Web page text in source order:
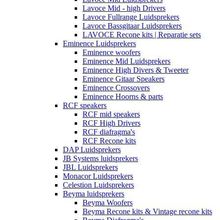
Lavoce Mid - high Drivers
Lavoce Fullrange Luidsprekers
Lavoce Bassgitaar Luidsprekers
LAVOCE Recone kits | Reparatie sets
Eminence Luidsprekers
Eminence woofers
Eminence Mid Luidsprekers
Eminence High Divers & Tweeter
Eminence Gitaar Speakers
Eminence Crossovers
Eminence Hoorns & parts
RCF speakers
RCF mid speakers
RCF High Drivers
RCF diafragma's
RCF Recone kits
DAP Luidsprekers
JB Systems luidsprekers
JBL Luidsprekers
Monacor Luidsprekers
Celestion Luidsprekers
Beyma luidsprekers
Beyma Woofers
Beyma Recone kits & Vintage recone kits